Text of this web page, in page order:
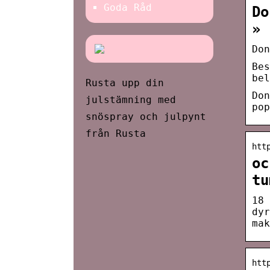
»
Goda Råd
Rusta upp din
julstämning med
snöspray och julpynt
från Rusta